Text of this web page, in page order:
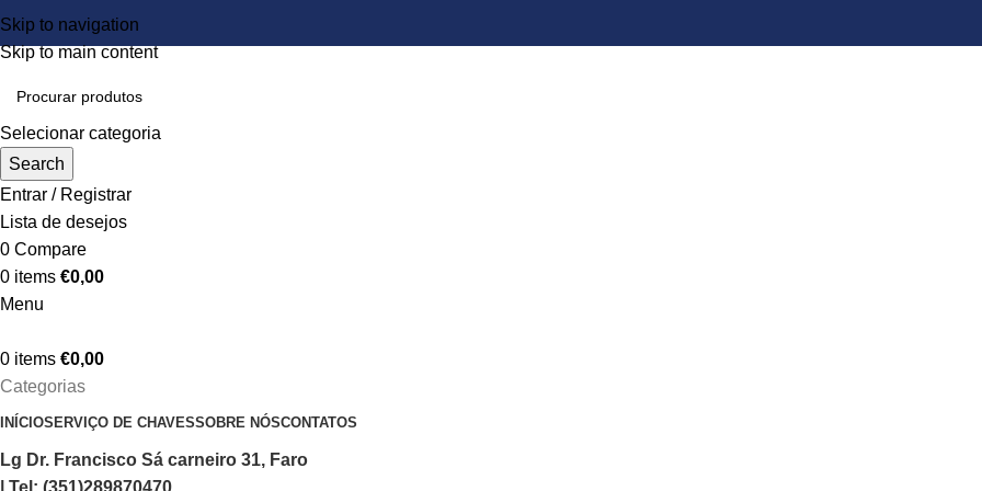
Skip to navigation
Skip to main content
Selecionar categoria
Search
Entrar / Registrar
Lista de desejos
0 Compare
0 items €0,00
Menu
0 items €0,00
Categorias
INÍCIOSERVIÇO DE CHAVESSOBRE NÓSCONTATOS
Lg Dr. Francisco Sá carneiro 31, Faro
| Tel: (351)289870470